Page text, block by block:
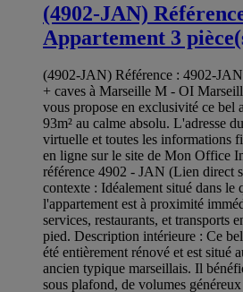
(4902-JAN)
Appartement 3
(4902-JAN) Référence : 4902-
+ caves à Marseille M - OI
vous propose en exclusivité ce bel
93m² au calme absolu. L'adresse
virtuelle et toutes les informations
en ligne sur le site de Mon Office
référence 4902 - JAN (Lien direct
contexte : Idéalement situé dans le
l'appartement est à proximité
services, restaurants, et transports
pied. Description intérieure : Ce
été entièrement rénové et est situé
ancien typique marseillais. Il
sous plafond, de volumes